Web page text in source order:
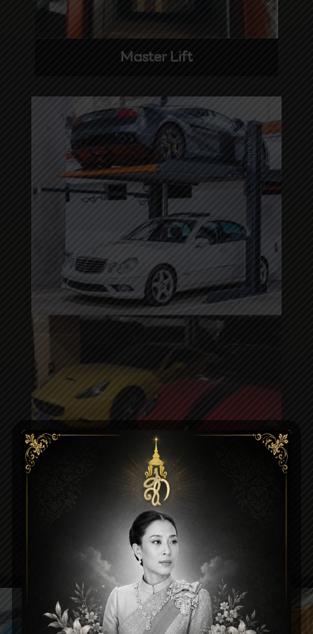
Master Lift
Smart Parking